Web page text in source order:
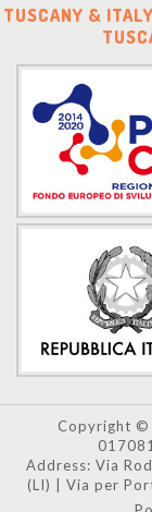
TUSCANY &
Copyright ©
Address: Via
(LI) | Via per